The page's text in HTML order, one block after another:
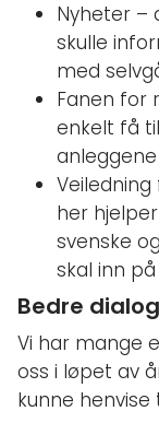
Nyheter –
skulle
med
Fanen for
enkelt få
her
svenske
skal inn
Bedre
Vi har mange
oss i løpet av
kunne henvise